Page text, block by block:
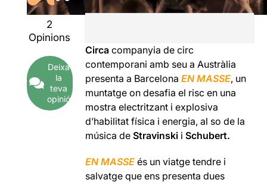
2
Opinions
Deixa
la
teva
opinió
Circa companyia de circ
contemporani amb seu a Austràlia
presenta a BarcelonaEN MASSE, un
muntatge on desafia el risc en una
mostra electritzant i explosiva
d’habilitat física i energia, al so de la
música deStravinski iSchubert.
EN MASSEés un viatge tendre i
salvatge que ens presenta dues